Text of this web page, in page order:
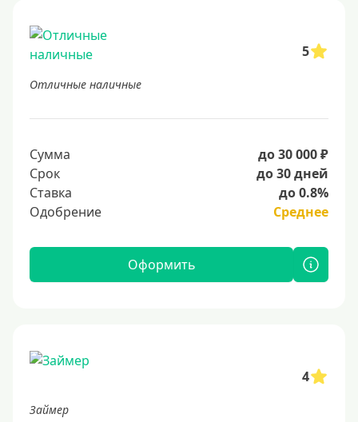
5
Отличные наличные
Сумма
до 30 000 ₽
Срок
до 30 дней
Ставка
до 0.8%
Одобрение
Среднее
Оформить
4
Займер